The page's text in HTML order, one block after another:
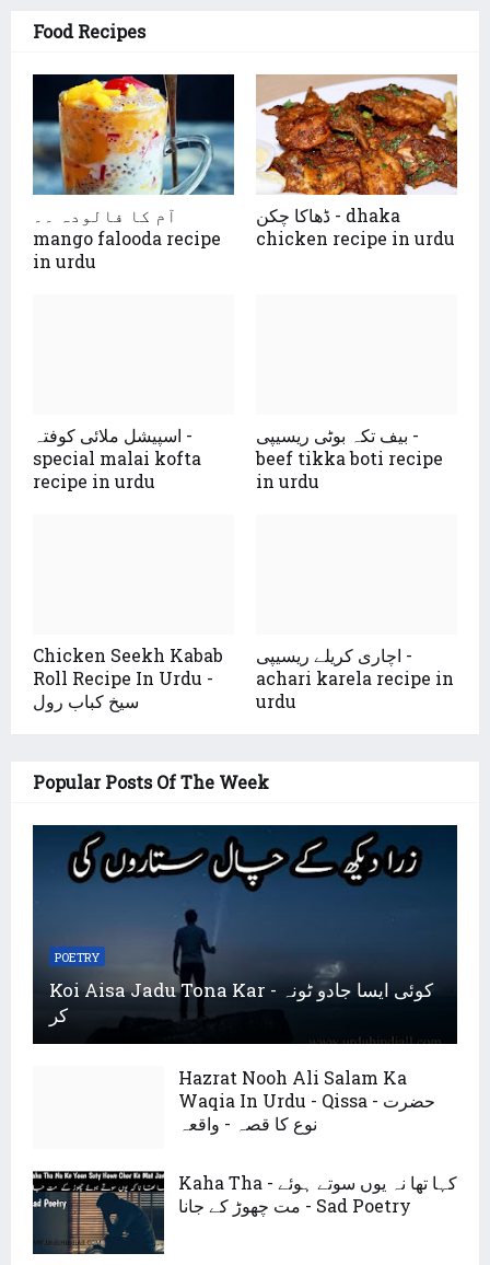
Food Recipes
آم کا فالودہ ۔۔
mango falooda recipe
in urdu
ڈھاکا چکن - dhaka
chicken recipe in urdu
اسپیشل ملائی کوفتہ -
special malai kofta
recipe in urdu
بیف تکہ بوٹی ریسیپی -
beef tikka boti recipe
in urdu
Chicken Seekh Kabab
Roll Recipe In Urdu -
سیخ کباب رول
اچاری کریلے ریسیپی -
achari karela recipe in
urdu
Popular Posts Of The Week
POETRY
Koi Aisa Jadu Tona Kar - کوئی ایسا جادو ٹونہ
کر
Hazrat Nooh Ali Salam Ka
Waqia In Urdu - Qissa - حضرت
نوع کا قصہ - واقعہ
Kaha Tha - کہا تھا نہ یوں سوتے ہوئے
مت چھوڑ کے جانا - Sad Poetry